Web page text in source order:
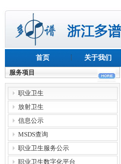
首页 关于我们
服务项目
职业卫生
放射卫生
信息公示
MSDS查询
职业卫生服务公示
职业卫生数字化平台